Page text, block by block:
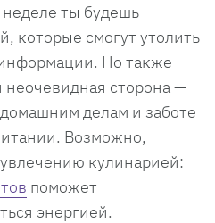
ты будешь
которые смогут утолить
Но также
неочевидная сторона —
делам и заботе
Возможно,
кулинарией:
поможет
энергией.